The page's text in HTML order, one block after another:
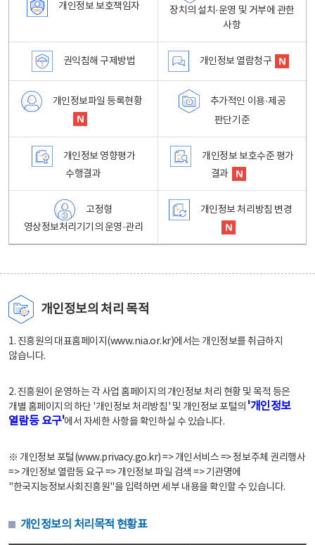
개인정보 보호책임자
장치의 설치·운영 및 거부에 관한
사항
권익침해 구제방법 개인정보 열람청구
개인정보파일 등록현황
추가적인 이용·제공
판단기준
개인정보 영향평가
수행결과
개인정보 보호수준 평가
결과
고정형
영상정보처리기기의 운영·관리
개인정보 처리방침 변경
개인정보의 처리 목적
1. 진흥원의 대표홈페이지(www.nia.or.kr)에서는 개인정보를 취급하지
않습니다.
2. 진흥원이 운영하는 각 사업 홈페이지의 개인정보 처리 현황 및 목적 등은
개별 홈페이지의 하단 '개인정보 처리방침' 및 개인정보 포털의 '개인정보
열람등 요구'에서 자세한 사항을 확인하실 수 있습니다.
※ 개인정보 포털(www.privacy.go.kr) => 개인서비스 => 정보주체 권리행사
=> 개인정보 열람등 요구 => 개인정보 파일 검색 => 기관명에
"한국지능정보사회진흥원"을 입력하면 세부 내용을 확인할 수 있습니다.
개인정보의 처리목적 현황표